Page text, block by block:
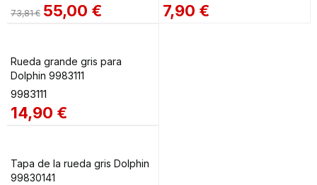
73,81€ 55,00 € 7,90 €
Rueda grande gris para
Dolphin 9983111
9983111
14,90 €
Tapa de la rueda gris Dolphin
99830141